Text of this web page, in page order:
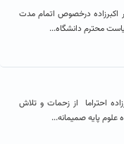
اکبرزاده درخصوص اتمام مدت
محترم دانشگاه...
احتراما از زحمات و تلاش
پایه صمیمانه...